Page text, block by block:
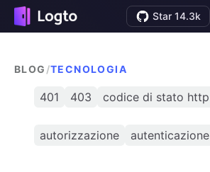
Star 14.3k
BLOG /TECNOLOGIA
401 403 codice di stato http
autorizzazione autenticazione